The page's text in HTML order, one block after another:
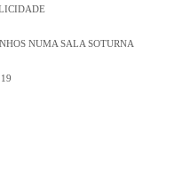
NUMA SALA SOTURNA